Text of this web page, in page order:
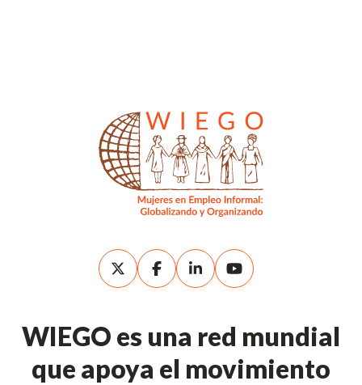
WIEGO es una red mundial
que apoya el movimiento